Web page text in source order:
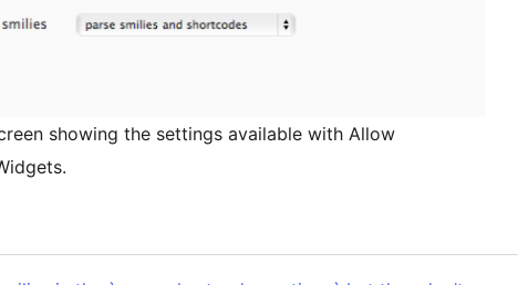
showing the settings available with Allow